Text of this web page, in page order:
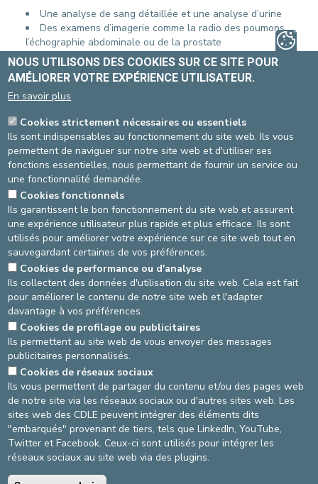
Une analyse de sang détaillée et une analyse d’urine
Des examens d’imagerie comme la radio des poumons,
l’échographie abdominale ou de la prostate
Un bilan cardiaque avec ECG simple ou épreuve d’effort
En fonction de l’âge, du sexe, et des divers éléments cliniques
recueillis, d’autres examens peuvent être proposés s’ils s’avèrent
nécessaires : bilan gynécologique ou sénologique, densitométrie
osseuse, colonoscopie classique ou virtuelle, bilan ophtalmo …
Toutes les informations et résultats recueillis feront l'objet d'un
rapport médical complet qui sera la propriété du patient
concerné.
PLUS D'INFORMATION
Brochures
Source: Équipe Medicare -Dernière mise-à-jour
Source Bilans de santé Dernière modification 19/03/2026
AGRANDIR / RÉDUIRE
asbl Cliniques de l’Europe – Europa Ziekenhuizen vzw
N° d’entreprise : 0432011571
Conditions générales d'utilisation
Politique vie privée
NOUS UTILISONS DES COOKIES SUR CE SITE POUR
AMÉLIORER VOTRE EXPÉRIENCE UTILISATEUR.
En savoir plus
Cookies strictement nécessaires ou essentiels
Ils sont indispensables au fonctionnement du site web. Ils vous
permettent de naviguer sur notre site web et d'utiliser ses
fonctions essentielles, nous permettant de fournir un service ou
une fonctionnalité demandée.
Cookies fonctionnels
Ils garantissent le bon fonctionnement du site web et assurent
une expérience utilisateur plus rapide et plus efficace. Ils sont
utilisés pour améliorer votre expérience sur ce site web tout en
sauvegardant certaines de vos préférences.
Cookies de performance ou d'analyse
Ils collectent des données d'utilisation du site web. Cela est fait
pour améliorer le contenu de notre site web et l'adapter
davantage à vos préférences.
Cookies de profilage ou publicitaires
Ils permettent au site web de vous envoyer des messages
publicitaires personnalisés.
Cookies de réseaux sociaux
Ils vous permettent de partager du contenu et/ou des pages web
de notre site via les réseaux sociaux ou d'autres sites web. Les
sites web des CDLE peuvent intégrer des éléments dits
"embarqués" provenant de tiers, tels que LinkedIn, YouTube,
Twitter et Facebook. Ceux-ci sont utilisés pour intégrer les
réseaux sociaux au site web via des plugins.